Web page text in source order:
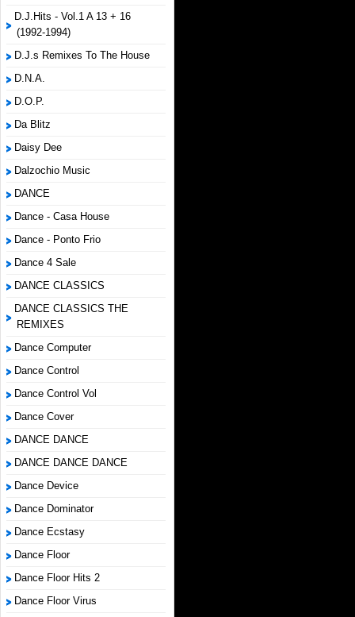
D.J.Hits - Vol.1 A 13 + 16
(1992-1994)
D.J.s Remixes To The House
D.N.A.
D.O.P.
Da Blitz
Daisy Dee
Dalzochio Music
DANCE
Dance - Casa House
Dance - Ponto Frio
Dance 4 Sale
DANCE CLASSICS
DANCE CLASSICS THE
REMIXES
Dance Computer
Dance Control
Dance Control Vol
Dance Cover
DANCE DANCE
DANCE DANCE DANCE
Dance Device
Dance Dominator
Dance Ecstasy
Dance Floor
Dance Floor Hits 2
Dance Floor Virus